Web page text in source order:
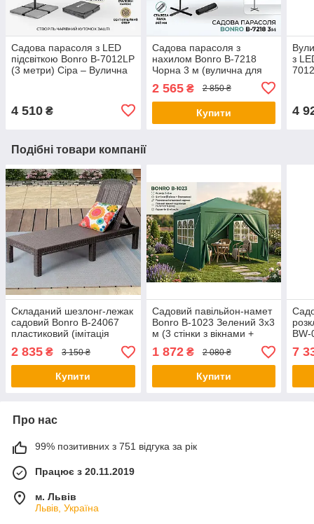
Садова парасоля з LED
підсвіткою Bonro B-7012LP
(3 метри) Сіра – Вулична
4 510 ₴
Садова парасоля з
нахилом Bonro B-7218
Чорна 3 м (вулична для
2 565₴ 2 850 ₴
Купити
з
4
Подібні товари компанії
Складаний шезлонг-лежак
садовий Bonro B-24067
пластиковий (імітація
ротанга) коричневий для
дачі тераси та басейну
2 835 ₴ 3 150 ₴
Купити
Садовий павільйон-намет
Bonro B-1023 Зелений 3х3
м (3 стінки з вікнами +
двері) для дачі та
відпочинку
1 872₴ 2 080 ₴
Купити
BW-
для
7
Про нас
99% позитивних з 751 відгука за рік
Працює з 20.11.2019
м. Львів
Львів, Україна